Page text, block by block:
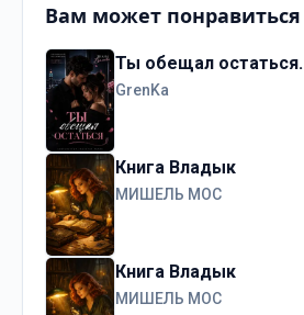
Вам может понравиться
Ты обещал остаться.
GrenKa
Книга Владык
МИШЕЛЬ МОС
Книга Владык
МИШЕЛЬ МОС